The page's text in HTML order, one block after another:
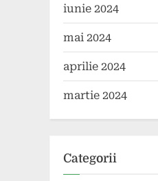
iunie 2024
mai 2024
aprilie 2024
martie 2024
Categorii